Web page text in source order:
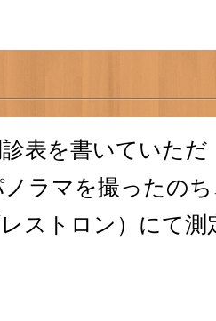
表を書いていただ
ラマを撮ったの
ストロン）にて測